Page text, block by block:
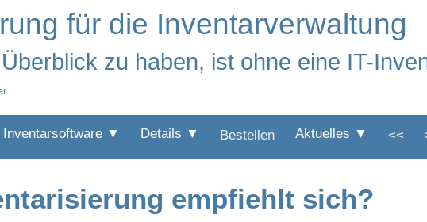
für die Inventarverwaltung
zu haben, ist ohne eine IT-
Inventarsoftware ▼ Details ▼ Bestellen Aktuelles ▼ <<
empfiehlt sich?